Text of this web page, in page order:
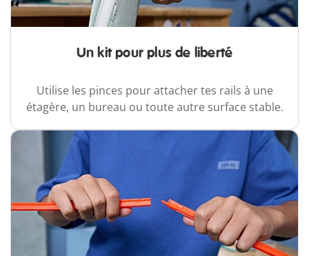
Un kit pour plus de liberté
Utilise les pinces pour attacher tes rails à une
étagère, un bureau ou toute autre surface stable.